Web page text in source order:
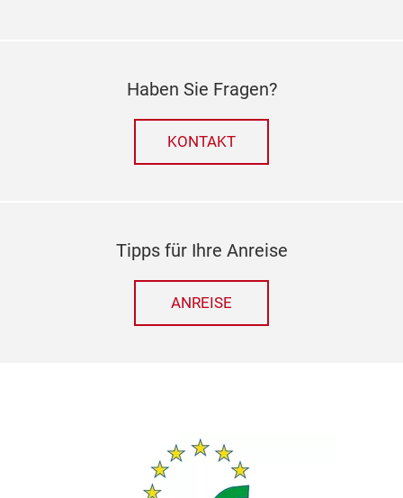
Haben Sie Fragen?
KONTAKT
Tipps für Ihre Anreise
ANREISE